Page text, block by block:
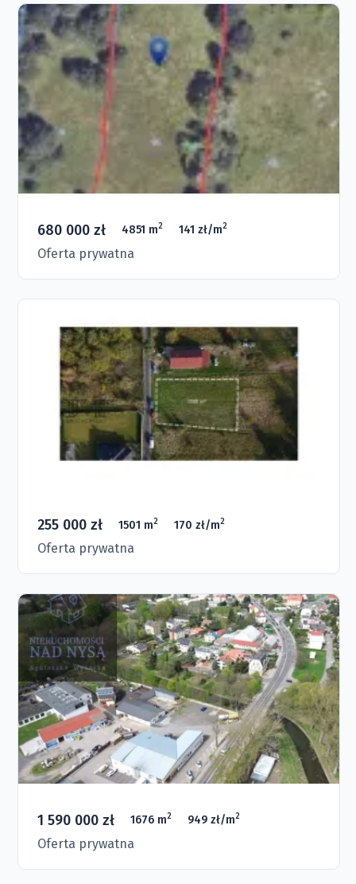
680 000 zł 4851 m2 141 zł/m2
Oferta prywatna
255 000 zł 1501 m2 170 zł/m2
Oferta prywatna
1 590 000 zł 1676 m2 949 zł/m2
Oferta prywatna